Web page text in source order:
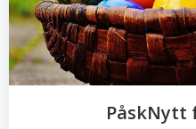
PåskNytt